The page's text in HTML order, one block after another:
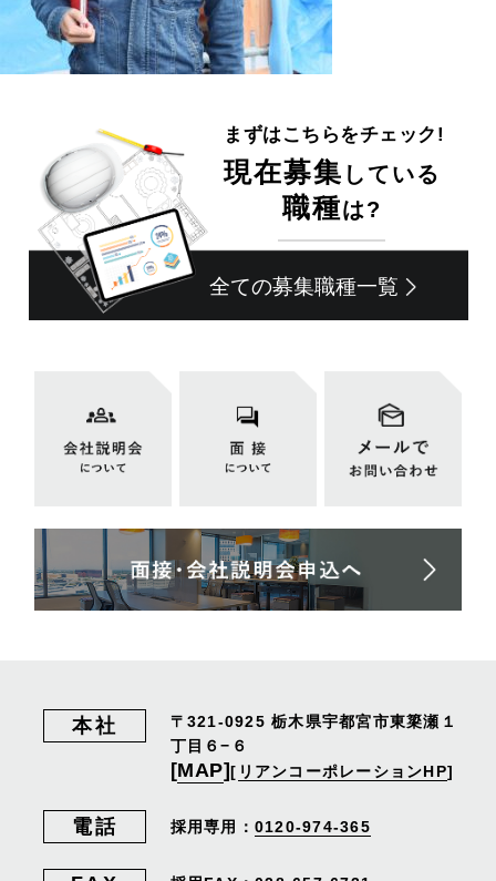
まずはこちらをチェック!
現在募集 している
職種は?
全ての募集職種一覧
本社 〒321-0925栃木県宇都宮市東簗瀬１
丁目６−６
[MAP][ リアンコーポレーションHP]
電話 採用専用： 0120-974-365